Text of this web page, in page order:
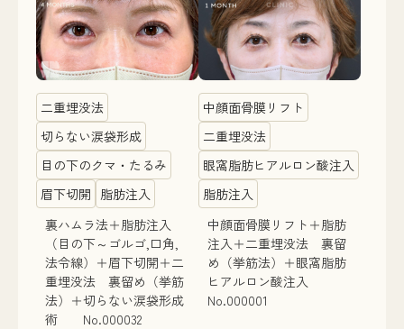
二重埋没法
切らない涙袋形成
目の下のクマ・たるみ
眉下切開 脂肪注入
裏ハムラ法＋脂肪注入
（目の下～ゴルゴ,口角,
法令線）＋眉下切開＋二
重埋没法 裏留め（挙筋
法）＋切らない涙袋形成
術 No.000032
中顔面骨膜リフト
二重埋没法
眼窩脂肪ヒアルロン酸注入
脂肪注入
中顔面骨膜リフト＋脂肪
注入＋二重埋没法 裏留
め（挙筋法）＋眼窩脂肪
ヒアルロン酸注入
No.000001